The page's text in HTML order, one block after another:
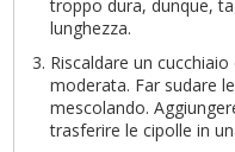
troppo dura, dunque,
lunghezza.
Riscaldare un
moderata. Far sudare
mescolando.
trasferire le cipolle in